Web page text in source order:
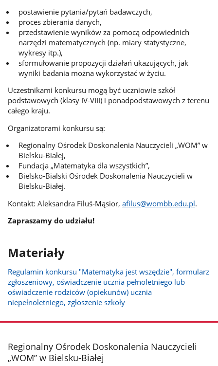
postawienie pytania/pytań badawczych,
proces zbierania danych,
przedstawienie wyników za pomocą odpowiednich
narzędzi matematycznych (np. miary statystyczne,
wykresy itp.),
sformułowanie propozycji działań ukazujących, jak
wyniki badania można wykorzystać w życiu.
Uczestnikami konkursu mogą być uczniowie szkół
podstawowych (klasy IV-VIII) i ponadpodstawowych z terenu
całego kraju.
Organizatorami konkursu są:
Regionalny Ośrodek Doskonalenia Nauczycieli „WOM” w
Bielsku-Białej,
Fundacja „Matematyka dla wszystkich”,
Bielsko-Bialski Ośrodek Doskonalenia Nauczycieli w
Bielsku-Białej.
Kontakt: Aleksandra Filuś-Mąsior, afilus@wombb.edu.pl.
Zapraszamy do udziału!
Materiały
Regulamin konkursu "Matematyka jest wszędzie", formularz
zgłoszeniowy, oświadczenie ucznia pełnoletniego lub
oświadczenie rodziców (opiekunów) ucznia
niepełnoletniego, zgłoszenie szkoły
stopka
Regionalny Ośrodek Doskonalenia Nauczycieli
„WOM” w Bielsku-Białej